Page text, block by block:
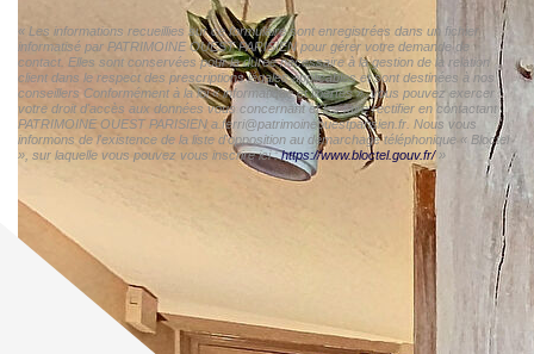
« Les informations recueillies sur ce formulaire sont enregistrées dans un fichier
informatisé par PATRIMOINE OUEST PARISIEN pour gérer votre demande de
contact. Elles sont conservées pour la durée nécessaire à la gestion de la relation
client dans le respect des prescriptions légales applicables et sont destinées à nos
conseillers Conformément à la loi « informatique et libertés », vous pouvez exercer
votre droit d'accès aux données vous concernant et les faire rectifier en contactant
PATRIMOINE OUEST PARISIEN a.ferri@patrimoineouestparisien.fr. Nous vous
informons de l'existence de la liste d'opposition au démarchage téléphonique « Bloctel
», sur laquelle vous pouvez vous inscrire ici :https://www.bloctel.gouv.fr/»